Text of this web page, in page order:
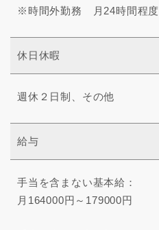
※時間外勤務 月24時間程度
休日休暇
週休２日制、その他
給与
手当を含まない基本給：
月164000円～179000円